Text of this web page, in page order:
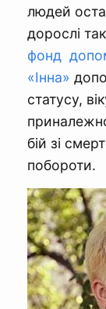
людей
дорослі
фонд
«Інна»
статусу,
бій зі
побороти.